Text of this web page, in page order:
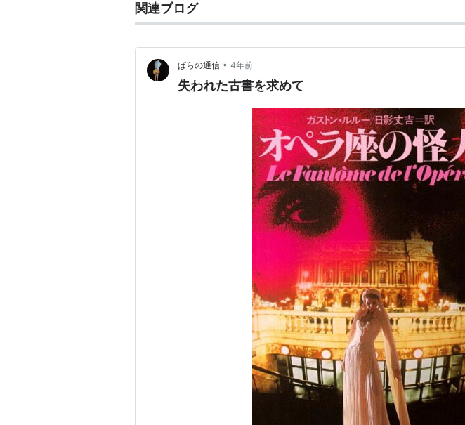
関連ブログ
ぱらの通信 • 4年前
失われた古書を求めて